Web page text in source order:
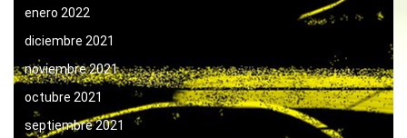
enero 2022
diciembre 2021
noviembre 2021
octubre 2021
septiembre 2021